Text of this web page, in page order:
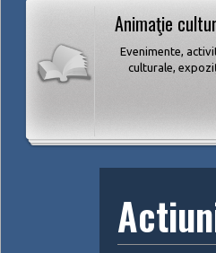
Animaţie
Evenimente,
culturale,